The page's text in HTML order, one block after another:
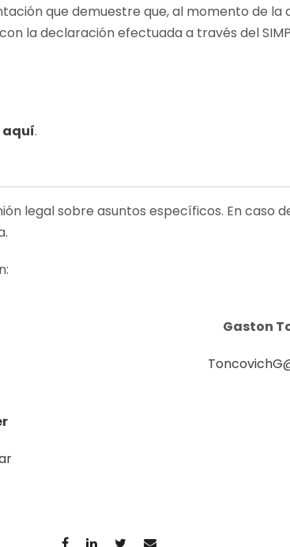
que demuestre que, al momento de la
la declaración efectuada a través del
aquí.
legal sobre asuntos específicos. En caso
Gaston